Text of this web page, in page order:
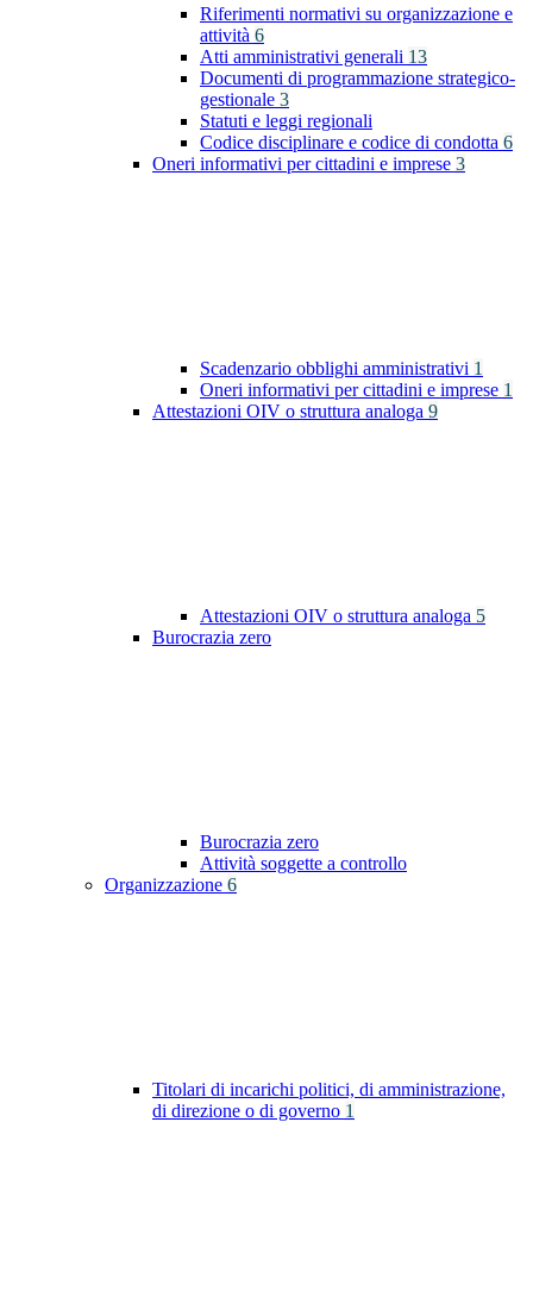
Riferimenti normativi su organizzazione e
attività 6
Atti amministrativi generali 13
Documenti di programmazione strategico-
gestionale 3
Statuti e leggi regionali
Codice disciplinare e codice di condotta 6
Oneri informativi per cittadini e imprese 3
Scadenzario obblighi amministrativi 1
Oneri informativi per cittadini e imprese 1
Attestazioni OIV o struttura analoga 9
Attestazioni OIV o struttura analoga 5
Burocrazia zero
Burocrazia zero
Attività soggette a controllo
Organizzazione 6
Titolari di incarichi politici, di amministrazione,
di direzione o di governo 1